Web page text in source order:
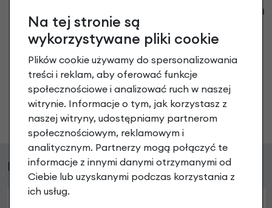
Klienci zadali następujące pytania o ten
produkt
co chcesz zapytać?
Zadaj pytanie
Podobne produkty
Na tej stronie są
wykorzystywane pliki cookie
Plików cookie używamy do spersonalizowania
treści i reklam, aby oferować funkcje
społecznościowe i analizować ruch w naszej
witrynie. Informacje o tym, jak korzystasz z
naszej witryny, udostępniamy partnerom
społecznościowym, reklamowym i
analitycznym. Partnerzy mogą połączyć te
informacje z innymi danymi otrzymanymi od
Ciebie lub uzyskanymi podczas korzystania z
ich usług.